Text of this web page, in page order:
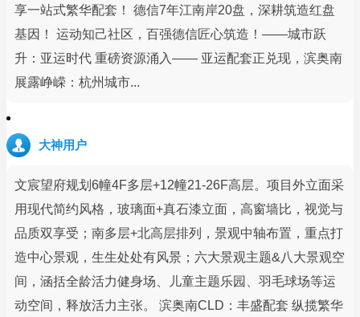
享一站式繁华配套！ 德信7年江南岸20盘，深耕筑造红盘
基因！ 运动知己社区，百强德信匠心筑造！——城市跃
升：亚运时代 重磅资源涌入—— 亚运配套正兑现，滨奥南
展露峥嵘：杭州城市...
大神用户
文宸望府规划6幢4F多层+12幢21-26F高层。项目外立面采
用现代简约风格，玻璃面+真石漆立面，高窗墙比，视觉与
品质双享受；南多层+北高层排列，景观中轴布置，重点打
造中心景观，生生处处有风景；六大景观主题&八大景观空
间，涵括全龄活力健身场、儿童主题乐园、羽毛球场等运
动空间，释放活力主张。 滨奥南CLD：丰盛配套 纵揽繁华